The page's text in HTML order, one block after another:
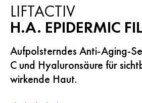
LIFTACTIV
H.A. EPIDERMIC
Aufpolsterndes Anti-Aging-
C und Hyaluronsäure für
wirkende Haut.